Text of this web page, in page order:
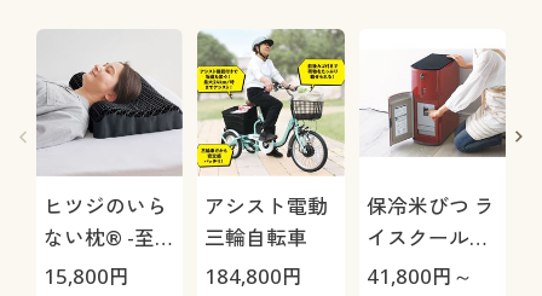
ヒツジのいら
ない枕® -至
極-
15,800円
アシスト電動
三輪自転車
184,800円
保冷米びつ ラ
イスクール
HRC-
41,800円～